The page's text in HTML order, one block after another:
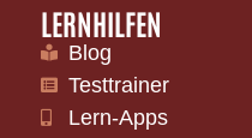
LERNHILFEN
Blog
Testtrainer
Lern-Apps